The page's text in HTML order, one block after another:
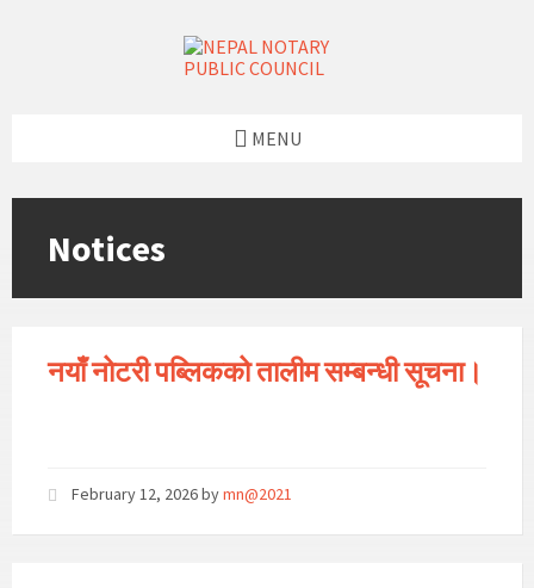
MENU
Notices
नयाँ नोटरी पब्लिकको तालीम सम्बन्धी सूचना।
February 12, 2026bymn@2021